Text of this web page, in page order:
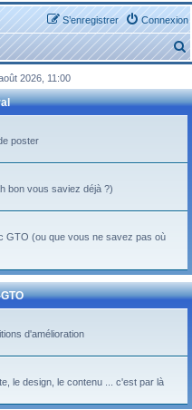
Connexion
S’enregistrer
e
c
2026, 11:00
poster
bon vous saviez déjà ?)
GTO (ou que vous ne savez pas où
d'amélioration
le design, le contenu ... c'est par là